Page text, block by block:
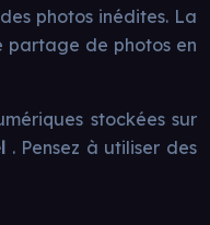
photos inédites. La
partage de photos en
stockées sur
. Pensez à utiliser des